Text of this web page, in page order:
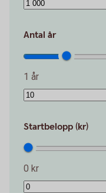
Antal år
1 år
Startbelopp (kr)
0 kr